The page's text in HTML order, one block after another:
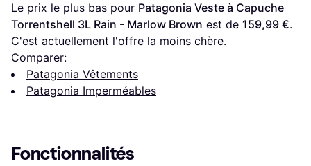
Le prix le plus bas pour Patagonia Veste à Capuche
Torrentshell 3L Rain - Marlow Brown est de 159,99 €.
C'est actuellement l'offre la moins chère.
Comparer:
Patagonia Vêtements
Patagonia Imperméables
Fonctionnalités